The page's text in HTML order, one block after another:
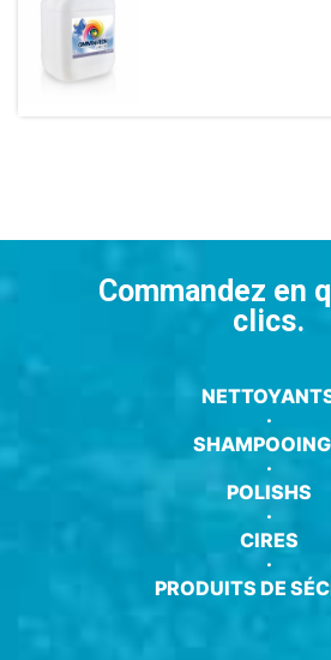
Commandez en
clics.
·
·
POLISHS
·
CIRES
·
PRODUITS DE